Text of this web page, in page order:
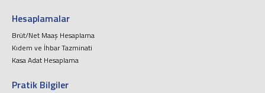
Hesaplamalar
Brüt/Net Maaş Hesaplama
Kıdem ve İhbar Tazminati
Kasa Adat Hesaplama
Pratik Bilgiler